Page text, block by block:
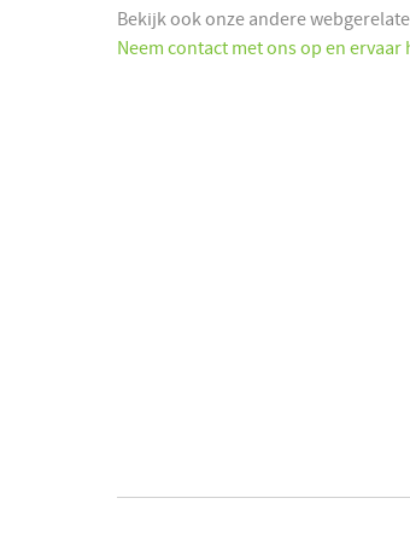
Bekijk ook onze andere
Neem contact met ons op en ervaar